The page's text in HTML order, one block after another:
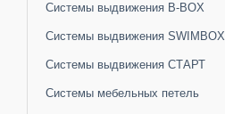
Системы выдвижения B-BOX
Системы выдвижения SWIMBOX
Системы выдвижения СТАРТ
Системы мебельных петель